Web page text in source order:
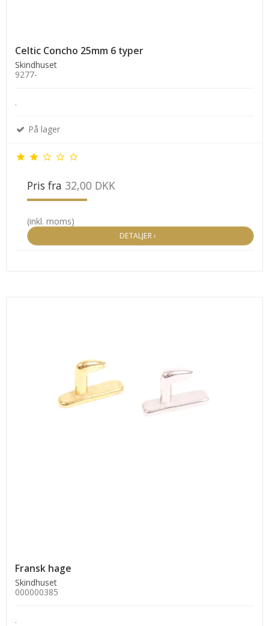
Celtic Concho 25mm 6 typer
Skindhuset
9277-
.
På lager
Pris fra 32,00 DKK
(inkl. moms)
DETALJER ›
Fransk hage
Skindhuset
000000385
.